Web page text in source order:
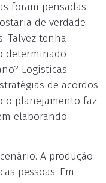
foram pensadas
de verdade
Talvez tenha
determinado
Logísticas
de acordos
o planejamento faz
elaborando
A produção
pessoas. Em